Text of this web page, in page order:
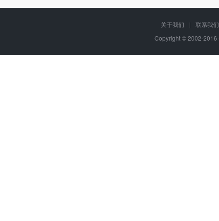
关于我们 |
联系我们
Copyright © 2002-